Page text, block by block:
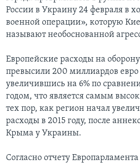
России в Украину 24 февраля в
военной операции», которую
называют необоснованной
Европейские расходы на
превысили 200 миллиардов евро
увеличившись на 6% по
годом, что является самым
тех пор, как регион начал
расходы в 2015 году, после
Крыма у Украины.
Согласно отчету Европарламента